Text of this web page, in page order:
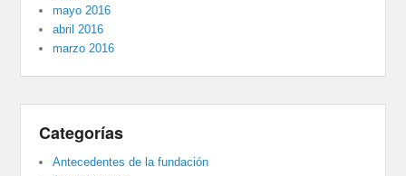
mayo 2016
abril 2016
marzo 2016
Categorías
Antecedentes de la fundación